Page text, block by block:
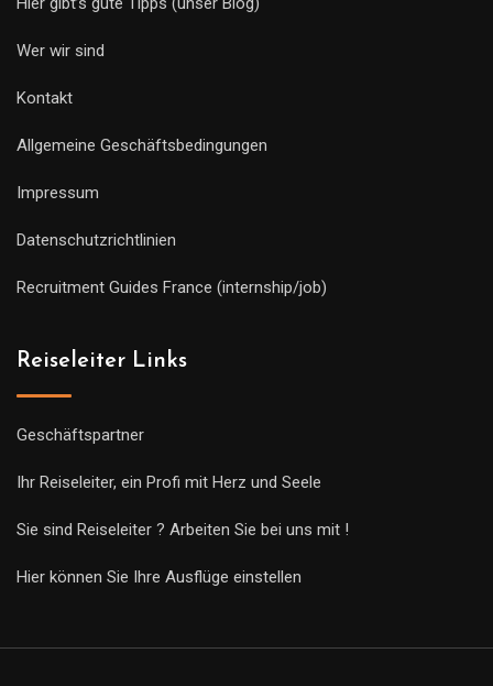
Wer wir sind
Kontakt
Allgemeine Geschäftsbedingungen
Impressum
Datenschutzrichtlinien
Recruitment Guides France (internship/job)
Reiseleiter Links
Geschäftspartner
Ihr Reiseleiter, ein Profi mit Herz und Seele
Sie sind Reiseleiter ? Arbeiten Sie bei uns mit !
Hier können Sie Ihre Ausflüge einstellen